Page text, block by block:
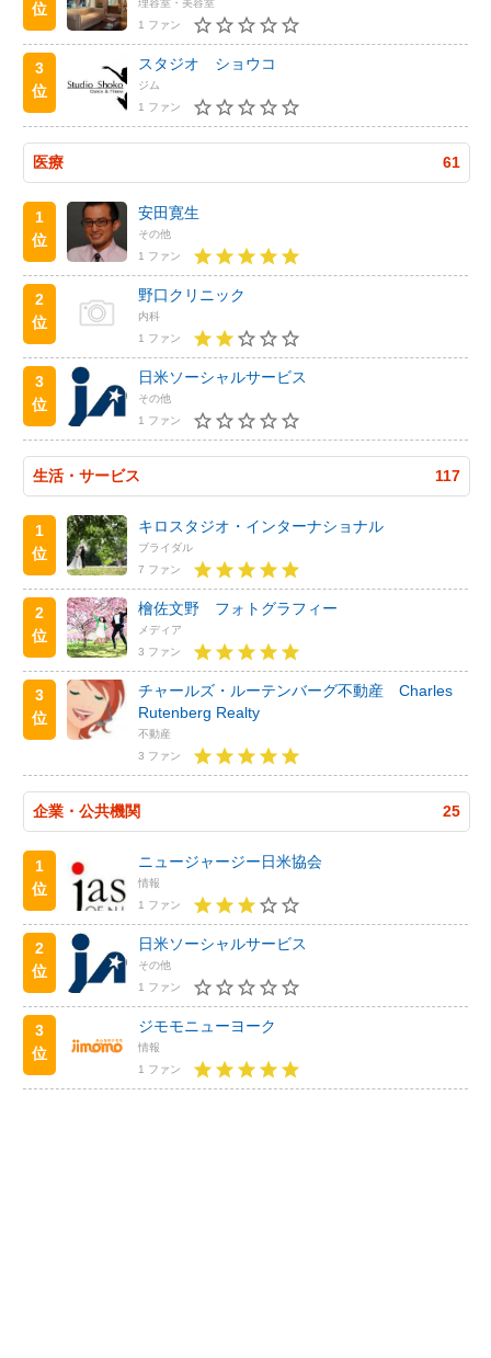
位
1 ファン
3
位
スタジオ ショウコ
ジム
1 ファン
医療 61
1
位
安田寛生
その他
1 ファン
2
位
野口クリニック
内科
1 ファン
3
位
日米ソーシャルサービス
その他
1 ファン
生活・サービス 117
1
位
キロスタジオ・インターナショナル
ブライダル
7 ファン
2
位
檜佐文野 フォトグラフィー
メディア
3 ファン
3
位
チャールズ・ルーテンバーグ不動産 Charles
Rutenberg Realty
不動産
3 ファン
企業・公共機関 25
1
位
ニュージャージー日米協会
情報
1 ファン
2
位
日米ソーシャルサービス
その他
1 ファン
3
位
ジモモニューヨーク
情報
1 ファン